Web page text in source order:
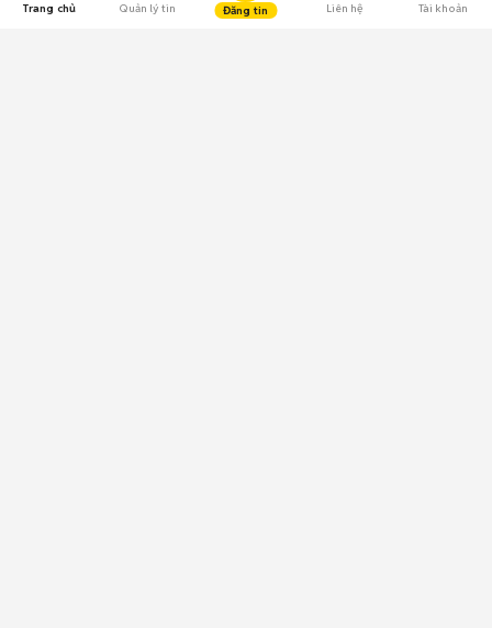
Trang chủ Quản lý tin Đăng tin Liên hệ Tài khoản